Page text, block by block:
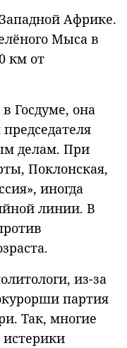
Африке.
Мыса в
км от
Госдуме, она
делам. При
Поклонская,
иногда
линии. В
из-за
партия
Так, многие